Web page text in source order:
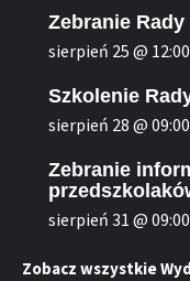
Zebranie
sierpień 25 @ 12:00
Szkolenie
sierpień 28 @ 09:00
Zebranie
sierpień 31 @ 09:00
Zobacz wszystkie